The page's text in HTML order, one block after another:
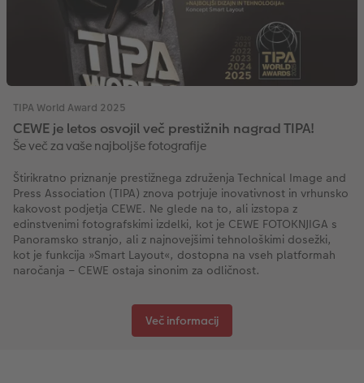
TIPA World Award 2025
CEWE je letos osvojil več prestižnih nagrad TIPA!
Še več za vaše najboljše fotografije
Štirikratno priznanje prestižnega združenja Technical Image and
Press Association (TIPA) znova potrjuje inovativnost in vrhunsko
kakovost podjetja CEWE. Ne glede na to, ali izstopa z
edinstvenimi fotografskimi izdelki, kot je CEWE FOTOKNJIGA s
Panoramsko stranjo, ali z najnovejšimi tehnološkimi dosežki,
kot je funkcija »Smart Layout«, dostopna na vseh platformah
naročanja – CEWE ostaja sinonim za odličnost.
Več informacij